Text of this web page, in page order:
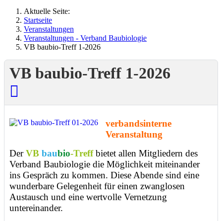
Aktuelle Seite:
Startseite
Veranstaltungen
Veranstaltungen - Verband Baubiologie
VB baubio-Treff 1-2026
VB baubio-Treff 1-2026
verbandsinterne
Veranstaltung
DerVB baubio-Treffbietet allen Mitgliedern des
Verband Baubiologie die Möglichkeit miteinander
ins Gespräch zu kommen. Diese Abende sind eine
wunderbare Gelegenheit für einen zwanglosen
Austausch und eine wertvolle Vernetzung
untereinander.